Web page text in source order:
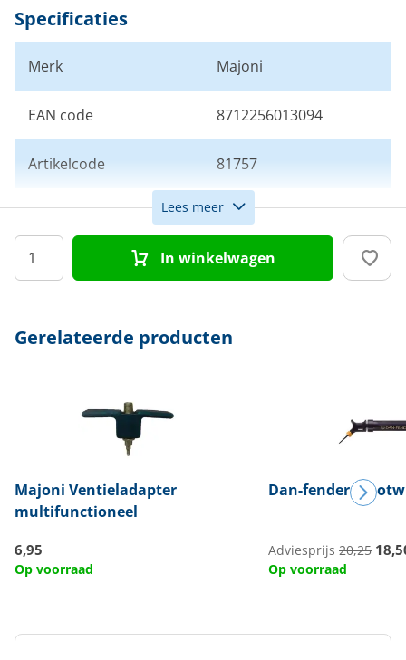
Specificaties
Merk Majoni
EAN code 8712256013094
Artikelcode 81757
Kleur Zwart
Lees meer
In winkelwagen
Gerelateerde producten
Majoni Ventieladapter
multifunctioneel
6,95
Op voorraad
Dan-fender
Adviesprijs 20,25
Op voorraad